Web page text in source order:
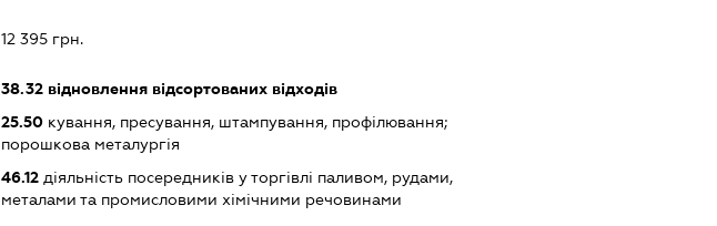
12 395 грн.
38.32 відновлення відсортованих відходів
25.50 кування, пресування, штампування, профілювання;
порошкова металургія
46.12 діяльність посередників у торгівлі паливом, рудами,
металами та промисловими хімічними речовинами